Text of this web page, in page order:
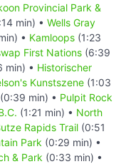
Provincial Park &
min) • Wells Gray
• Kamloops (1:23
First Nations (6:39
min) • Historischer
Kunstszene (1:03
(0:39 min) • Pulpit Rock
(1:21 min) • North
Rapids Trail (0:51
Park (0:29 min) •
& Park (0:33 min) •